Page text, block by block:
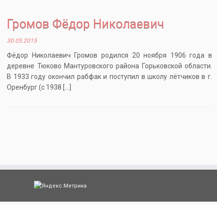
Громов Фёдор Николаевич
30.05.2015
Фёдор Николаевич Громов родился 20 ноября 1906 года в
деревне Тюково Мантуровского района Горьковской области.
В 1933 году окончил рабфак и поступил в школу лётчиков в г.
Оренбург (с 1938 […]